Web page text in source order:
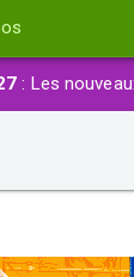
: Les